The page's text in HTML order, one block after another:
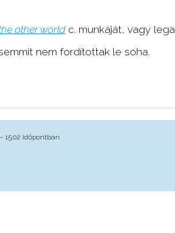
other worldc. munkáját, vagy
nem fordítottak le soha.
15:02 időpontban